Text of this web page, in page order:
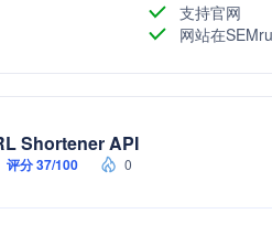
支持官网
网站在
Shortener API
评分 37/100 0